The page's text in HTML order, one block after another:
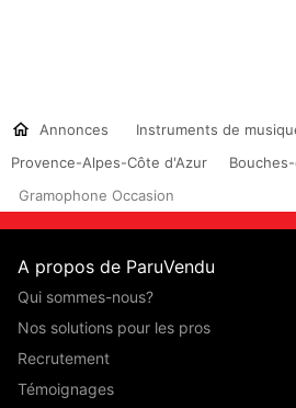
Annonces
Instruments de
Provence-Alpes-Côte d'Azur
Gramophone Occasion
A propos de ParuVendu
Qui sommes-nous?
Nos solutions pour les pros
Recrutement
Témoignages